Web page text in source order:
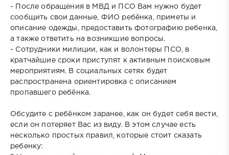
- После обращения в МВД и ПСО Вам нужно будет
сообщить свои данные, ФИО ребёнка, приметы и
описание одежды, предоставить фотографию ребенка,
а также ответить на возникшие вопросы.
- Сотрудники милиции, как и волонтеры ПСО, в
кратчайшие сроки приступят к активным поисковым
мероприятиям. В социальных сетях будет
распространена ориентировка с описанием
пропавшего ребёнка.
Обсудите с ребёнком заранее, как он будет себя вести,
если он потеряет Вас из виду. В этом случае есть
несколько простых правил, которые стоит сказать
ребенку: